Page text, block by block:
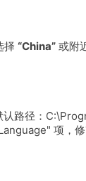
择 “China” 或附
路径：
项，